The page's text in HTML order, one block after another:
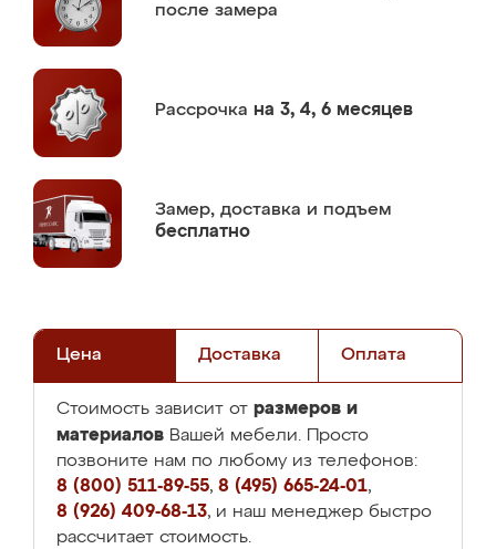
после замера
Рассрочка на 3, 4, 6 месяцев
Замер, доставка и подъем
бесплатно
Цена Доставка Оплата
Стоимость зависит от размеров и
материалов Вашей мебели. Просто
позвоните нам по любому из телефонов:
8 (800) 511-89-55, 8 (495) 665-24-01,
8 (926) 409-68-13, и наш менеджер быстро
рассчитает стоимость.